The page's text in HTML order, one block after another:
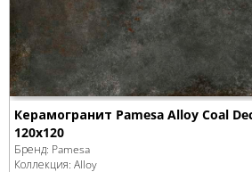
Керамогранит Pamesa Alloy Coal
120x120
Бренд: Pamesa
Коллекция: Alloy